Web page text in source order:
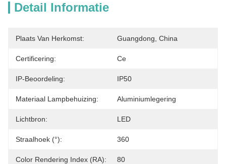
Detail Informatie
Plaats Van Herkomst: Guangdong, China
Certificering: Ce
IP-Beoordeling: IP50
Materiaal Lampbehuizing: Aluminiumlegering
Lichtbron: LED
Straalhoek (°): 360
Color Rendering Index (RA): 80